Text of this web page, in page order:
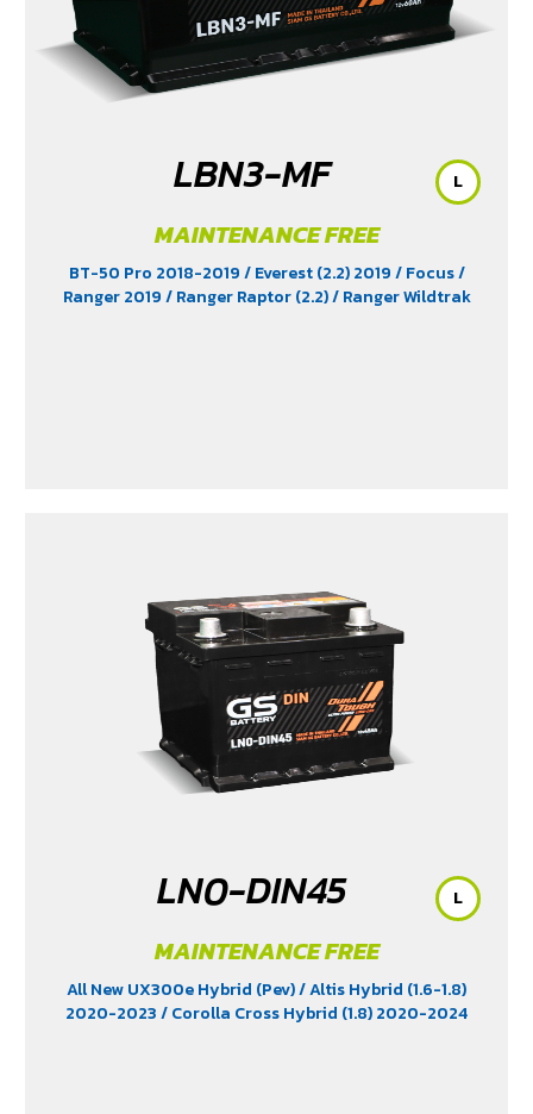
LBN3-MF
MAINTENANCE FREE
BT-50 Pro 2018-2019/ Everest (2.2) 2019/ Focus/
Ranger 2019/ Ranger Raptor (2.2)/ Ranger Wildtrak
L
LN0-DIN45
MAINTENANCE FREE
All New UX300e Hybrid (Pev)/ Altis Hybrid (1.6-1.8)
2020-2023/ Corolla Cross Hybrid (1.8) 2020-2024
L